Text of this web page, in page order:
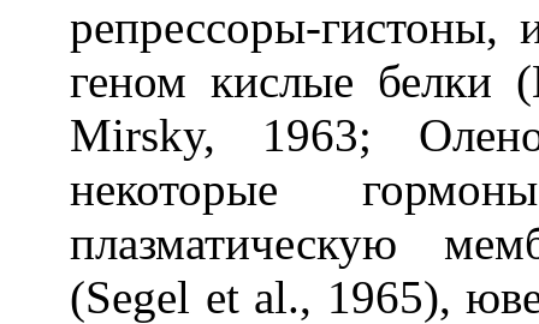
репрессоры-гистоны,
геном кислые белки
Mirsky, 1963;
некоторые
плазматическую
(Segel et al., 1965),